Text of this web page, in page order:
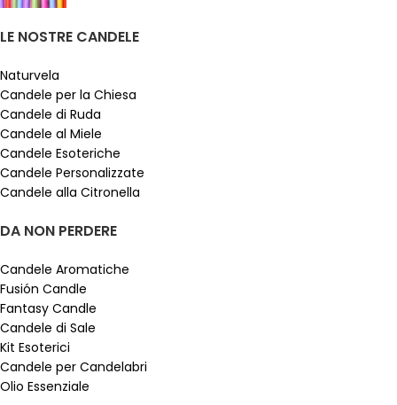
LE NOSTRE CANDELE
Naturvela
Candele per la Chiesa
Candele di Ruda
Candele al Miele
Candele Esoteriche
Candele Personalizzate
Candele alla Citronella
DA NON PERDERE
Candele Aromatiche
Fusión Candle
Fantasy Candle
Candele di Sale
Kit Esoterici
Candele per Candelabri
Olio Essenziale